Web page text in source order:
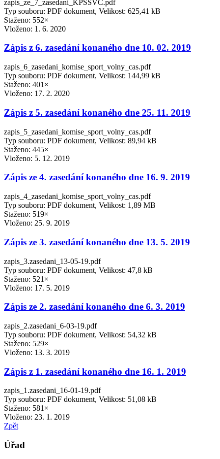
zapis_ze_7_zasedani_KPSSVC.pdf
Typ souboru: PDF dokument, Velikost: 625,41 kB
Staženo: 552×
Vloženo: 1. 6. 2020
Zápis z 6. zasedání konaného dne 10. 02. 2019
zapis_6_zasedani_komise_sport_volny_cas.pdf
Typ souboru: PDF dokument, Velikost: 144,99 kB
Staženo: 401×
Vloženo: 17. 2. 2020
Zápis z 5. zasedání konaného dne 25. 11. 2019
zapis_5_zasedani_komise_sport_volny_cas.pdf
Typ souboru: PDF dokument, Velikost: 89,94 kB
Staženo: 445×
Vloženo: 5. 12. 2019
Zápis ze 4. zasedání konaného dne 16. 9. 2019
zapis_4_zasedani_komise_sport_volny_cas.pdf
Typ souboru: PDF dokument, Velikost: 1,89 MB
Staženo: 519×
Vloženo: 25. 9. 2019
Zápis ze 3. zasedání konaného dne 13. 5. 2019
zapis_3.zasedani_13-05-19.pdf
Typ souboru: PDF dokument, Velikost: 47,8 kB
Staženo: 521×
Vloženo: 17. 5. 2019
Zápis ze 2. zasedání konaného dne 6. 3. 2019
zapis_2.zasedani_6-03-19.pdf
Typ souboru: PDF dokument, Velikost: 54,32 kB
Staženo: 529×
Vloženo: 13. 3. 2019
Zápis z 1. zasedání konaného dne 16. 1. 2019
zapis_1.zasedani_16-01-19.pdf
Typ souboru: PDF dokument, Velikost: 51,08 kB
Staženo: 581×
Vloženo: 23. 1. 2019
Zpět
Úřad